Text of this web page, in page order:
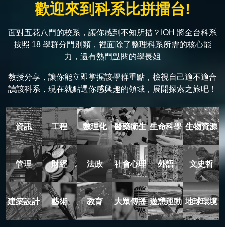
歡迎來到科系比拼擂台!
面對五花八門的校系，讓你感到不知所措？IOH 將全台科系
按照 18 學群分門別類，裡面除了整理科系所需的核心能
力，還有熱門點閱的學長姐
教授分享，讓你能立即掌握該學群重點，檢視自己適不適合
讀該科系，現在就點選你感興趣的領域，展開探索之旅吧！
資訊 工程 數理化 醫藥衛生 生命科學 生物資源
管理 財經 法政 社會心理 外語 文史哲
建築設計 藝術 教育 大眾傳播 遊憩運動 地球環境